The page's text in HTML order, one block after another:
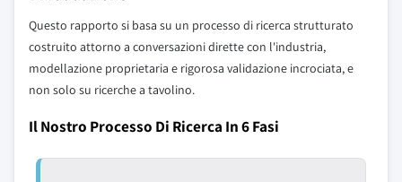
Questo rapporto si basa su un processo di ricerca strutturato
costruito attorno a conversazioni dirette con l'industria,
modellazione proprietaria e rigorosa validazione incrociata, e
non solo su ricerche a tavolino.
Il Nostro Processo Di Ricerca In 6 Fasi